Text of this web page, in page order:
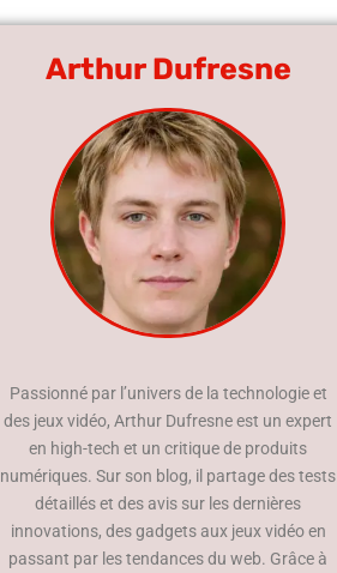
Arthur Dufresne
Passionné par l’univers de la technologie et
des jeux vidéo, Arthur Dufresne est un expert
en high-tech et un critique de produits
numériques. Sur son blog, il partage des tests
détaillés et des avis sur les dernières
innovations, des gadgets aux jeux vidéo en
passant par les tendances du web. Grâce à